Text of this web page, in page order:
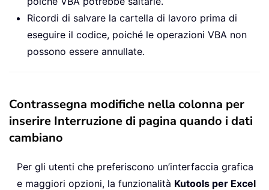
Ricordi di salvare la cartella di lavoro prima di
eseguire il codice, poiché le operazioni VBA non
possono essere annullate.
Contrassegna modifiche nella colonna per
inserire Interruzione di pagina quando i dati
cambiano
Per gli utenti che preferiscono un’interfaccia grafica
e maggiori opzioni, la funzionalità Kutools per Excel